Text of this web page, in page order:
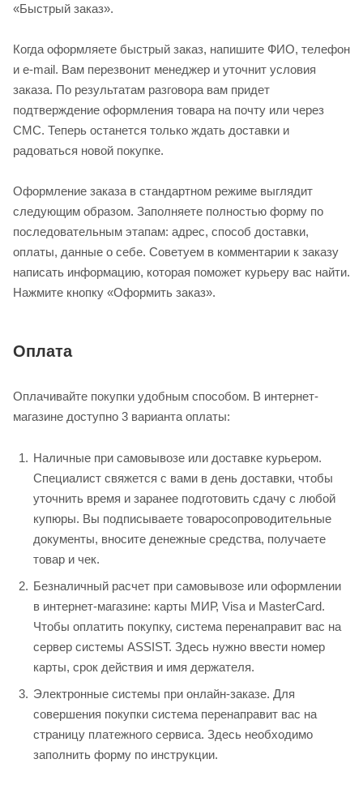
«Быстрый заказ».
Когда оформляете быстрый заказ, напишите ФИО, телефон
и e-mail. Вам перезвонит менеджер и уточнит условия
заказа. По результатам разговора вам придет
подтверждение оформления товара на почту или через
СМС. Теперь останется только ждать доставки и
радоваться новой покупке.
Оформление заказа в стандартном режиме выглядит
следующим образом. Заполняете полностью форму по
последовательным этапам: адрес, способ доставки,
оплаты, данные о себе. Советуем в комментарии к заказу
написать информацию, которая поможет курьеру вас найти.
Нажмите кнопку «Оформить заказ».
Оплата
Оплачивайте покупки удобным способом. В интернет-
магазине доступно 3 варианта оплаты:
Наличные при самовывозе или доставке курьером.
Специалист свяжется с вами в день доставки, чтобы
уточнить время и заранее подготовить сдачу с любой
купюры. Вы подписываете товаросопроводительные
документы, вносите денежные средства, получаете
товар и чек.
Безналичный расчет при самовывозе или оформлении
в интернет-магазине: карты МИР, Visa и MasterCard.
Чтобы оплатить покупку, система перенаправит вас на
сервер системы ASSIST. Здесь нужно ввести номер
карты, срок действия и имя держателя.
Электронные системы при онлайн-заказе. Для
совершения покупки система перенаправит вас на
страницу платежного сервиса. Здесь необходимо
заполнить форму по инструкции.